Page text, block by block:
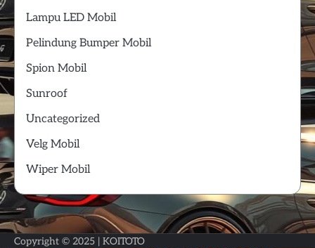
Lampu LED Mobil
Pelindung Bumper Mobil
Spion Mobil
Sunroof
Uncategorized
Velg Mobil
Wiper Mobil
Copyright © 2025 | KOITOTO